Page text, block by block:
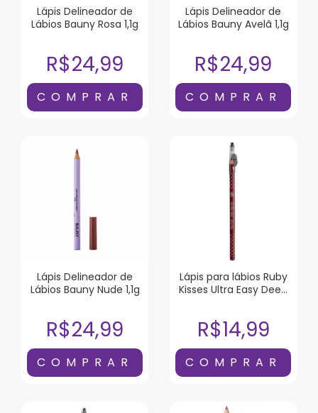
Lápis Delineador de
Lábios Bauny Rosa 1,1g
R$24,99
Lápis Delineador de
Lábios Bauny Avelã 1,1g
R$24,99
Lápis Delineador de
Lábios Bauny Nude 1,1g
R$24,99
Lápis para lábios Ruby
Kisses Ultra Easy Deep
R$14,99